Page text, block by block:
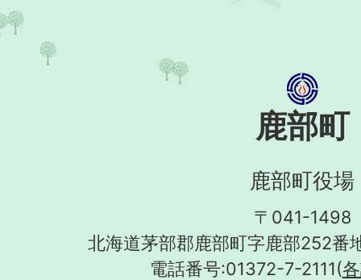
鹿部町
鹿部町役場
〒041-1498
北海道茅部郡鹿部町字鹿部252番
電話番号:01372-7-2111(